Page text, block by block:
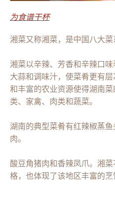
为食谱干杯
湘菜又称湘菜，是中国八大菜
湘菜以辛辣、芳香和辛辣口味
大蒜和调味汁，使菜肴更有
和丰富的农业资源使得湖南
类、家禽、肉类和蔬菜。
湖南的典型菜肴有红辣椒蒸
肉。
酸豆角猪肉和香辣凤爪。湘
格，也体现了该地区丰富的烹